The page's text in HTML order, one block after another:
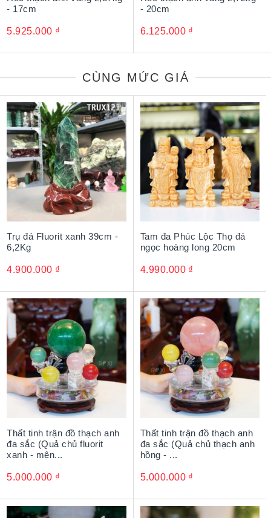
- 17cm
5.925.000 ₫
- 20cm
6.125.000 ₫
CÙNG MỨC GIÁ
Trụ đá Fluorit xanh 39cm -
6,2Kg
4.900.000 ₫
Tam đa Phúc Lộc Thọ đá
ngọc hoàng long 20cm
4.990.000 ₫
Thất tinh trận đồ thạch anh
đa sắc (Quả chủ fluorit
xanh - mện...
5.000.000 ₫
Thất tinh trận đồ thạch anh
đa sắc (Quả chủ thạch anh
hồng - ...
5.000.000 ₫